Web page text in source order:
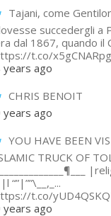
Tajani, come
succedergli a
dal 1867, quando il
t.co/
years ago
CHRIS BENOIT
years ago
YOU HAVE BEEN
TRUCK OF
______________¶___
“”|””\__,_...
t.co/
years ago